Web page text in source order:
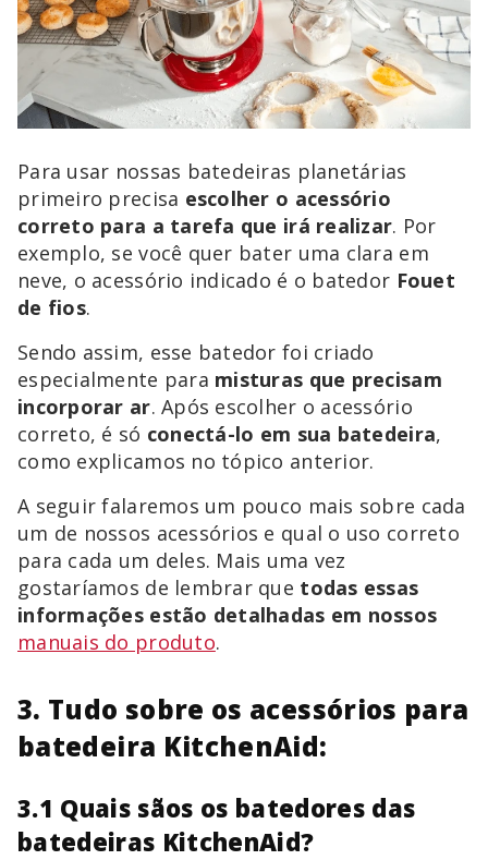
Para usar nossas batedeiras planetárias
primeiro precisa escolher o acessório
correto para a tarefa que irá realizar. Por
exemplo, se você quer bater uma clara em
neve, o acessório indicado é o batedor Fouet
de fios.
Sendo assim, esse batedor foi criado
especialmente para misturas que precisam
incorporar ar. Após escolher o acessório
correto, é só conectá-lo em sua batedeira,
como explicamos no tópico anterior.
A seguir falaremos um pouco mais sobre cada
um de nossos acessórios e qual o uso correto
para cada um deles. Mais uma vez
gostaríamos de lembrar que todas essas
informações estão detalhadas em nossos
manuais do produto.
3. Tudo sobre os acessórios para
batedeira KitchenAid:
3.1 Quais sãos os batedores das
batedeiras KitchenAid?